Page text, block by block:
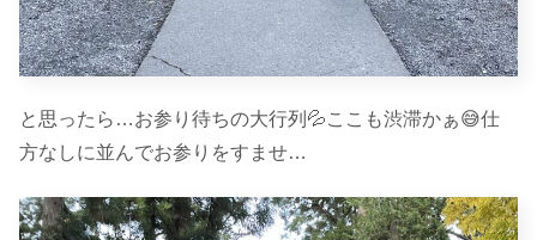
と思ったら…お参り待ちの大行列💦ここも渋滞かぁ😅仕
方なしに並んでお参りをすませ…